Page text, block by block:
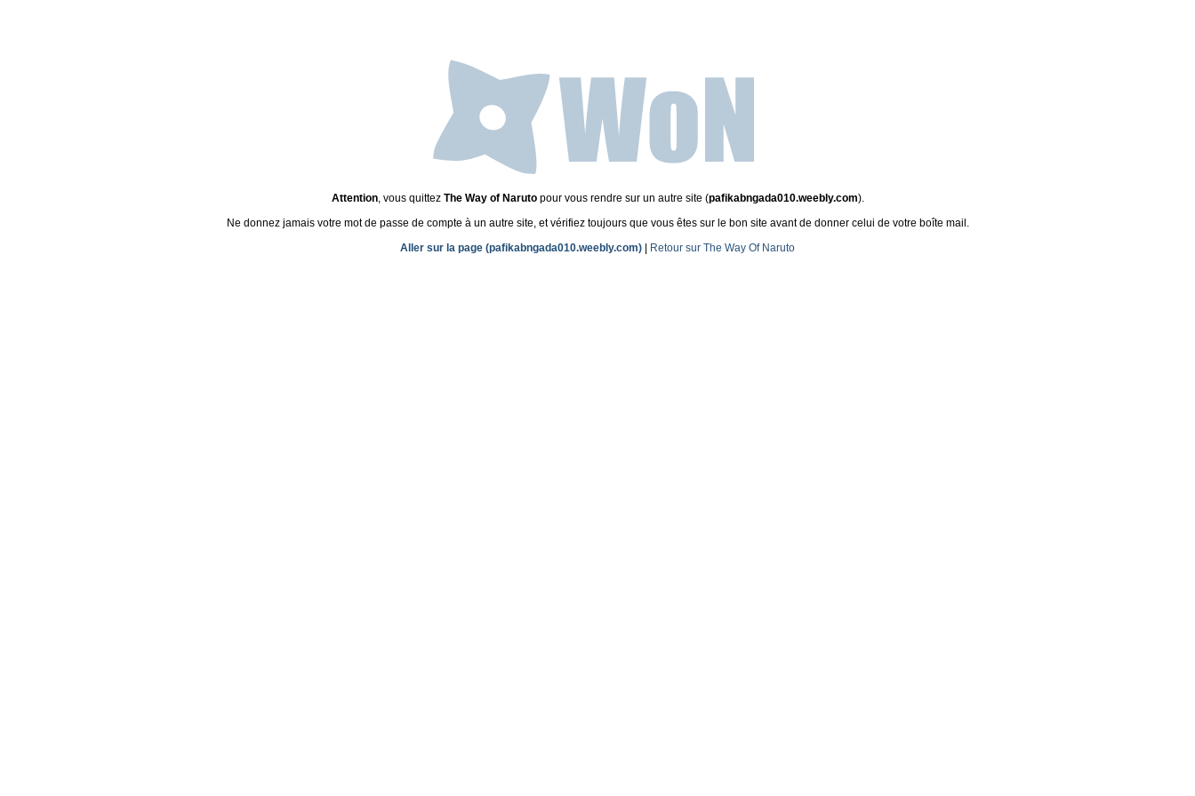
Attention, vous quittez The Way of Narutopour vous rendre sur un autre site (pafikabngada010.weebly.com).
Ne donnez jamais votre mot de passe de compte à un autre site, et vérifiez toujours que vous êtes sur le bon site avant de donner celui de votre boîte mail.
Aller sur la page (pafikabngada010.weebly.com)
Retour sur The Way Of Naruto